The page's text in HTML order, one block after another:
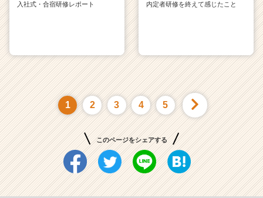
入社式・合宿研修レポート
内定者研修を終えて感じたこと
1 2 3 4 5
このページをシェアする